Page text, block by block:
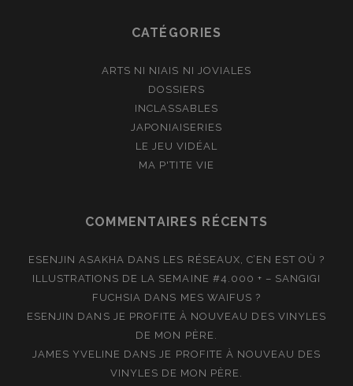
CATÉGORIES
ARTS NI NIAIS NI JOVIALES
DOSSIERS
INCLASSABLES
JAPONIAISERIES
LE JEU VIDÉAL
MA P'TITE VIE
COMMENTAIRES RÉCENTS
ESENJIN ASAKHA DANS LES RÉSEAUX, C’EN EST OÙ ?
ILLUSTRATIONS DE LA SEMAINE #4.000 + – SANGIGI
FUCHSIA DANS MES WAIFUS ?
ESENJIN DANS JE PROFITE À NOUVEAU DES VINYLES
DE MON PÈRE.
JAMES YVELINE DANS JE PROFITE À NOUVEAU DES
VINYLES DE MON PÈRE.